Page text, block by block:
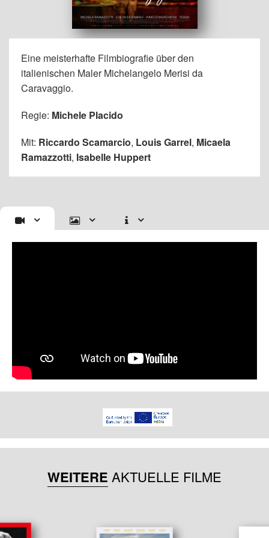
Eine meisterhafte Filmbiografie über den
italienischen Maler Michelangelo Merisi da
Caravaggio.
Regie: Michele Placido
Mit: Riccardo Scamarcio, Louis Garrel, Micaela
Ramazzotti, Isabelle Huppert
WEITERE AKTUELLE FILME